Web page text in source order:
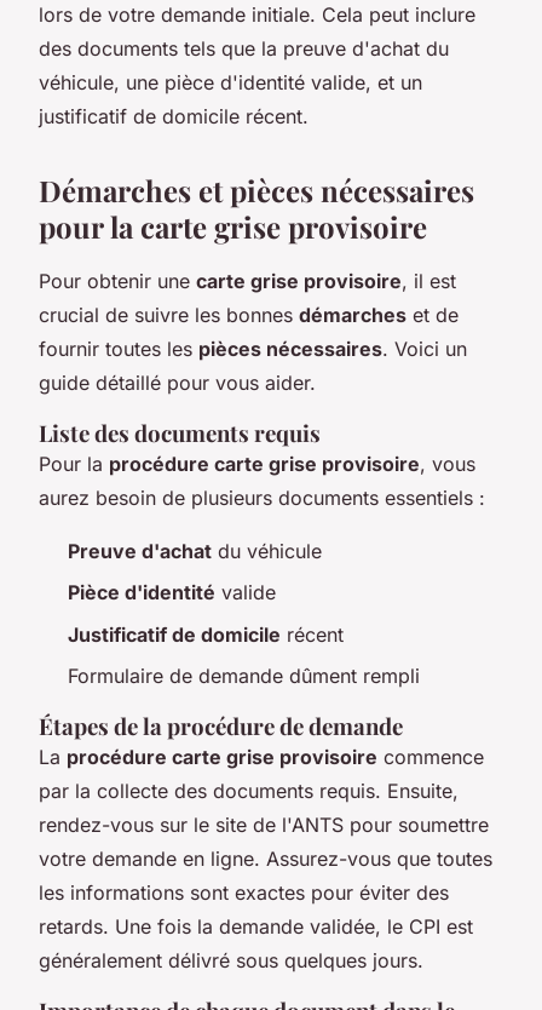
lors de votre demande initiale. Cela peut inclure
des documents tels que la preuve d'achat du
véhicule, une pièce d'identité valide, et un
justificatif de domicile récent.
Démarches et pièces nécessaires
pour la carte grise provisoire
Pour obtenir une carte grise provisoire, il est
crucial de suivre les bonnes démarches et de
fournir toutes les pièces nécessaires. Voici un
guide détaillé pour vous aider.
Liste des documents requis
Pour la procédure carte grise provisoire, vous
aurez besoin de plusieurs documents essentiels :
Preuve d'achat du véhicule
Pièce d'identité valide
Justificatif de domicile récent
Formulaire de demande dûment rempli
Étapes de la procédure de demande
La procédure carte grise provisoire commence
par la collecte des documents requis. Ensuite,
rendez-vous sur le site de l'ANTS pour soumettre
votre demande en ligne. Assurez-vous que toutes
les informations sont exactes pour éviter des
retards. Une fois la demande validée, le CPI est
généralement délivré sous quelques jours.